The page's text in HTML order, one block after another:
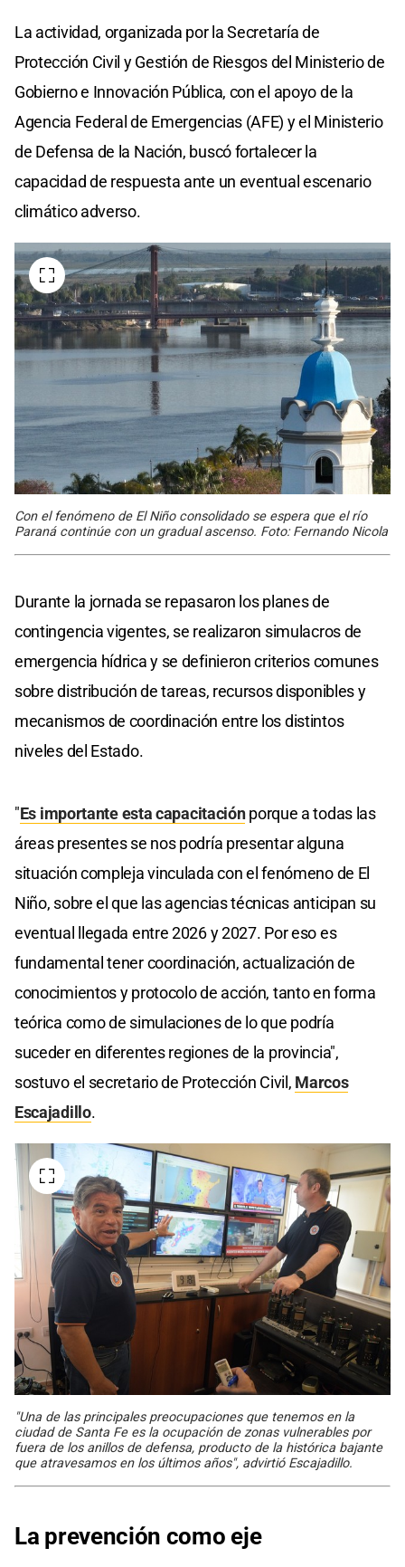
La actividad, organizada por la Secretaría de
Protección Civil y Gestión de Riesgos del Ministerio de
Gobierno e Innovación Pública, con el apoyo de la
Agencia Federal de Emergencias (AFE) y el Ministerio
de Defensa de la Nación, buscó fortalecer la
capacidad de respuesta ante un eventual escenario
climático adverso.
Con el fenómeno de El Niño consolidado se espera que el río
Paraná continúe con un gradual ascenso. Foto: Fernando Nicola
Durante la jornada se repasaron los planes de
contingencia vigentes, se realizaron simulacros de
emergencia hídrica y se definieron criterios comunes
sobre distribución de tareas, recursos disponibles y
mecanismos de coordinación entre los distintos
niveles del Estado.
"Es importante esta capacitaciónporque a todas las
áreas presentes se nos podría presentar alguna
situación compleja vinculada con el fenómeno de El
Niño, sobre el que las agencias técnicas anticipan su
eventual llegada entre 2026 y 2027. Por eso es
fundamental tener coordinación, actualización de
conocimientos y protocolo de acción, tanto en forma
teórica como de simulaciones de lo que podría
suceder en diferentes regiones de la provincia",
sostuvo el secretario de Protección Civil, Marcos
Escajadillo.
"Una de las principales preocupaciones que tenemos en la
ciudad de Santa Fe es la ocupación de zonas vulnerables por
fuera de los anillos de defensa, producto de la histórica bajante
que atravesamos en los últimos años", advirtió Escajadillo.
La prevención como eje